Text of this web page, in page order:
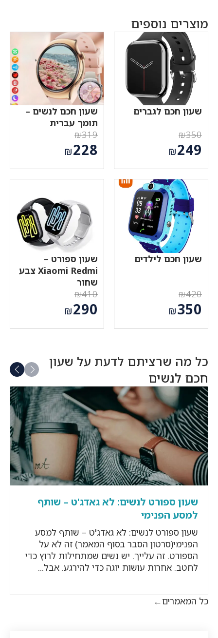
מוצרים נוספים
שעון חכם לגברים
₪350
המחיר
המקורי
היה:
₪350.
₪249
הנוכחי
הוא:
₪249.
שעון חכם לנשים –
תומך עברית
₪319
המחיר
המקורי
היה:
₪319.
₪228
הנוכחי
₪228.
שעון חכם לילדים
₪420
המחיר
המקורי
היה:
₪350
₪350.
שעון ספורט –
Xiaomi Redmi צבע
שחור
₪410
המחיר
המקורי
היה:
₪290
₪290.
כל מה שרציתם לדעת על שעון
חכם לנשים
שעון ספורט לנשים: לא גאדג'ט – שותף
למסע הפנימי
שעון ספורט לנשים: לא גאדג'ט – שותף למסע
הפנימי(סרטון הסבר בסוף המאמר) זה לא על
הספורט. זה עלייך. יש נשים שמתחילות לרוץ כדי
לחטב. אחרות עושות יוגה כדי להירגע. אבל...
כל המאמרים